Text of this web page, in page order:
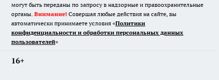
могут быть переданы по запросу в надзорные и правоохранительные
органы. Внимание! Совершая любые действия на сайте, вы
автоматически принимаете условия «Политики
конфиденциальности и обработки персональных данных
пользователей»
16+